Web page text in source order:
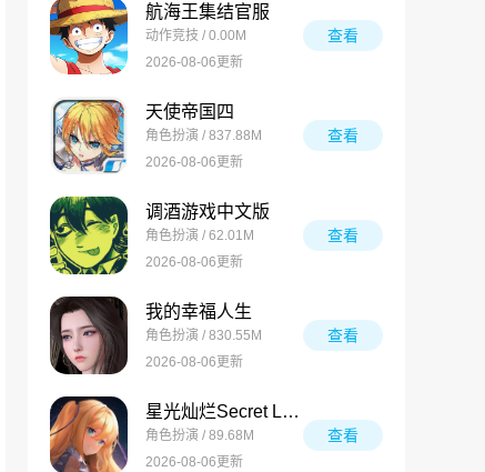
航海王集结官服
动作竞技 / 0.00M
2026-08-06更新
查看
天使帝国四
角色扮演 / 837.88M
2026-08-06更新
查看
调酒游戏中文版
角色扮演 / 62.01M
2026-08-06更新
查看
我的幸福人生
角色扮演 / 830.55M
2026-08-06更新
查看
星光灿烂Secret Love
角色扮演 / 89.68M
2026-08-06更新
查看